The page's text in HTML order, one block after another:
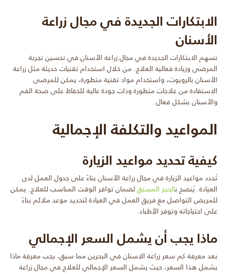
الابتكارات الجديدة في مجال زراعة
الأسنان
تسهم الابتكارات الجديدة في مجال زراعة الأسنان في تحسين تجربة
المرضى وزيادة فعالية العلاج. من خلال استخدام تقنيات حديثة مثل زراعة
الأسنان بالروبوت، واستخدام مواد تقنية متطورة، يمكن للمرضى
الاستفادة من علاجات متطورة وذات جودة عالية للحفاظ على صحة الفم
والأسنان بشكل فعال.
المواعيد والتكلفة الإجمالية
كيفية تحديد مواعيد الزيارة
تُحدد مواعيد الزيارة في مجال زراعة الأسنان بناءً على جدول العمل لدى
العيادة. يُنصح بالحجز المسبق لضمان توافر الوقت المناسب للعلاج. يمكن
للمريض التواصل مع فريق العمل في العيادة لتحديد موعد ملائم بناءً
على احتياجاته وتوفر الأطباء.
ماذا يجب أن يشمل السعر الإجمالي
بعد معرفة كم سعر زراعة الاسنان في البحرين مما سبق، يجب معرفة ماذا
يشمل هذا السعر، حيث يشمل السعر الإجمالي للعلاج في مجال زراعة